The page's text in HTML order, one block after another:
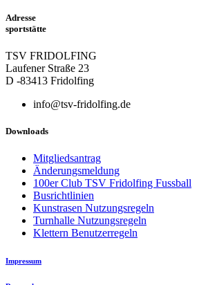
Adresse
sportstätte
TSV FRIDOLFING
Laufener Straße 23
D -83413 Fridolfing
info@tsv-fridolfing.de
Downloads
Mitgliedsantrag
Änderungsmeldung
100er Club TSV Fridolfing Fussball
Busrichtlinien
Kunstrasen Nutzungsregeln
Turnhalle Nutzungsregeln
Klettern Benutzerregeln
Impressum